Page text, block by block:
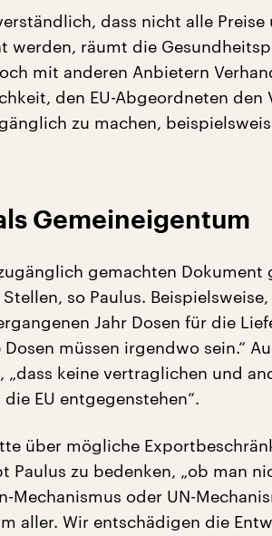
dass nicht alle
werden, räumt die
mit anderen Anbietern
den EU-Abgeordneten den
zu machen,
Gemeineigentum
gemachten Dokument
so Paulus.
Jahr Dosen für die
Dosen müssen irgendwo sein.“
„dass keine vertraglichen und
EU entgegenstehen“.
über mögliche
Paulus zu bedenken, „ob man
Mechanismus oder UN-
aller. Wir entschädigen die